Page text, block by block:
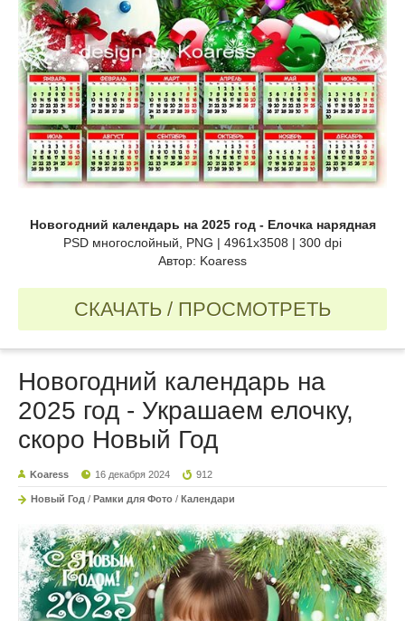
Новогодний календарь на 2025 год - Елочка нарядная
PSD многослойный, PNG | 4961x3508 | 300 dpi
Автор: Koaress
СКАЧАТЬ / ПРОСМОТРЕТЬ
Новогодний календарь на
2025 год - Украшаем елочку,
скоро Новый Год
Koaress 16 декабря 2024 912
Новый Год / Рамки для Фото / Календари